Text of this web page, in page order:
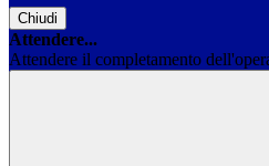
Chiudi
Attendere...
Attendere il completamento